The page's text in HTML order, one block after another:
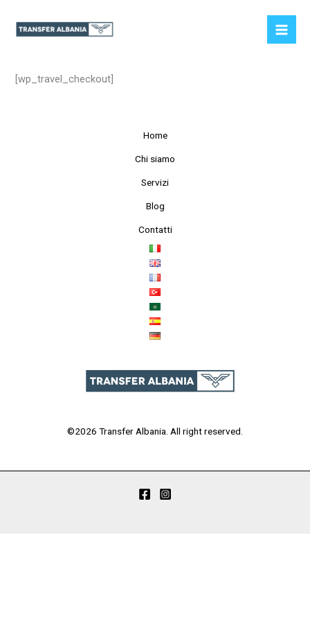
contenuto
[wp_travel_checkout]
Home
Chi siamo
Servizi
Blog
Contatti
©2026 Transfer Albania. All right reserved.